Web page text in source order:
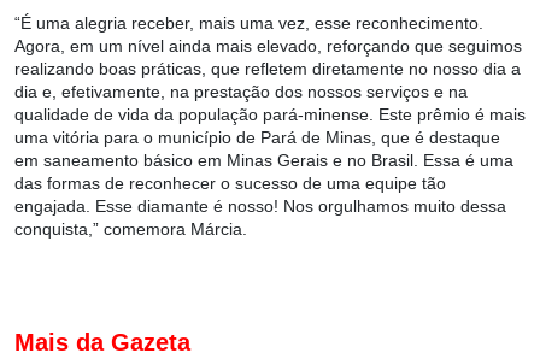
“É uma alegria receber, mais uma vez, esse reconhecimento.
Agora, em um nível ainda mais elevado, reforçando que seguimos
realizando boas práticas, que refletem diretamente no nosso dia a
dia e, efetivamente, na prestação dos nossos serviços e na
qualidade de vida da população pará-minense. Este prêmio é mais
uma vitória para o município de Pará de Minas, que é destaque
em saneamento básico em Minas Gerais e no Brasil. Essa é uma
das formas de reconhecer o sucesso de uma equipe tão
engajada. Esse diamante é nosso! Nos orgulhamos muito dessa
conquista,” comemora Márcia.
Mais da Gazeta